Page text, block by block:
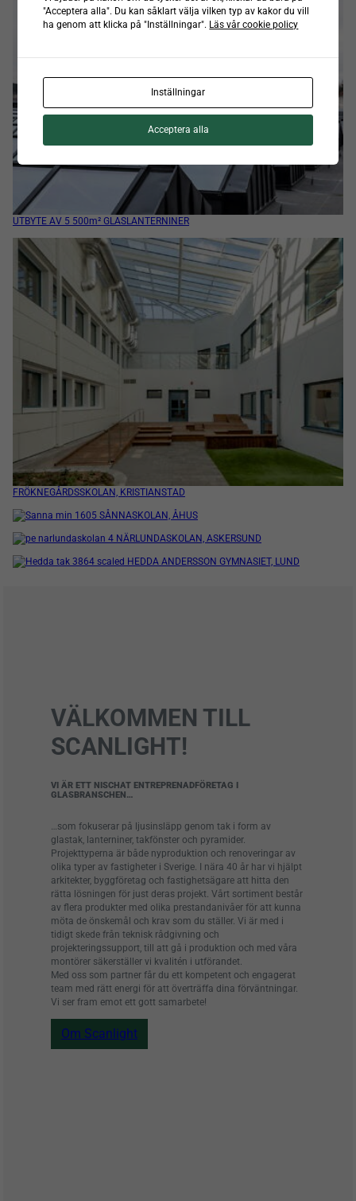
UTBYTE AV 5 500m­² GLASLANTERNINER
FRÖKNEGÅRDSSKOLAN, KRISTIANSTAD
SÅNNASKOLAN, ÅHUS
NÄRLUNDASKOLAN, ASKERSUND
HEDDA ANDERSSON GYMNASIET, LUND
VÄLKOMMEN TILL
SCANLIGHT!
VI ÄR ETT NISCHAT ENTREPRENADFÖRETAG I
GLASBRANSCHEN…
…som fokuserar på ljusinsläpp genom tak i form av
glastak, lanterniner, takfönster och pyramider.
Projekttyperna är både nyproduktion och renoveringar av
olika typer av fastigheter i Sverige. I nära 40 år har vi hjälpt
arkitekter, byggföretag och fastighetsägare att hitta den
rätta lösningen för just deras projekt. Vårt sortiment består
av flera produkter med olika prestandanivåer för att kunna
möta de önskemål och krav som du ställer. Vi är med i
tidigt skede från teknisk rådgivning och
projekteringssupport, till att gå i produktion och med våra
montörer säkerställer vi kvalitén i utförandet.
Med oss som partner får du ett kompetent och engagerat
team med rätt energi för att överträffa dina förväntningar.
Vi ser fram emot ett gott samarbete!
Om Scanlight
"Acceptera alla". Du kan såklart välja vilken typ av kakor du vill
ha genom att klicka på "Inställningar". Läs vår cookie policy
Inställningar
Acceptera alla